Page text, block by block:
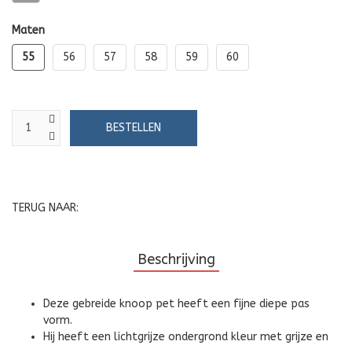
Maten
55
56 57 58 59 60
TERUG NAAR:
Beschrijving
Deze gebreide knoop pet heeft een fijne diepe pas
vorm.
Hij heeft een lichtgrijze ondergrond kleur met grijze en